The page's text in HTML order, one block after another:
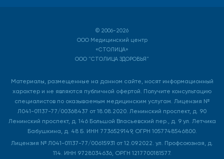
© 2006-2026
ООО Медицинский центр
«СТОЛИЦА»
ООО "СТОЛИЦА ЗДОРОВЬЯ"
Материалы, размещенные на данном сайте, носят информационный
характер и не являются публичной офертой. Получите консультацию
специалистов по оказываемым медицинским услугам. Лицензия №
Л041-01137-77/00368437 от 18.08.2020. Ленинский проспект, д. 90
Ленинский проспект, д. 146 Большой Власьевский пер., д. 9 ул. Летчика
Бабушкина, д. 48 Б. ИНН 7736529149, ОГРН 1057748546800.
Лицензия № Л041-01137-77/00615931 от 12.09.2022. ул. Профсоюзная, д.
114. ИНН 9728034636, ОРГН 1217700181577.